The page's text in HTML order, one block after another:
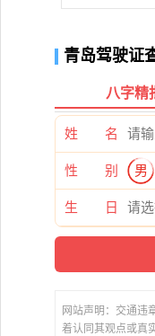
青岛驾驶证
八字精
姓 名
性 别 男
生 日
网站声明：交通违
着认同其观点或真